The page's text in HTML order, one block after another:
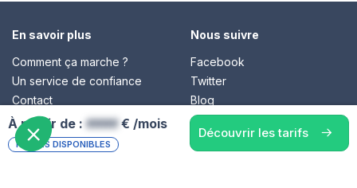
À partir de : #### € /mois
PLACES DISPONIBLES
Découvrir les tarifs
En savoir plus
Comment ça marche ?
Un service de confiance
Contact
Nous suivre
Facebook
Twitter
Blog